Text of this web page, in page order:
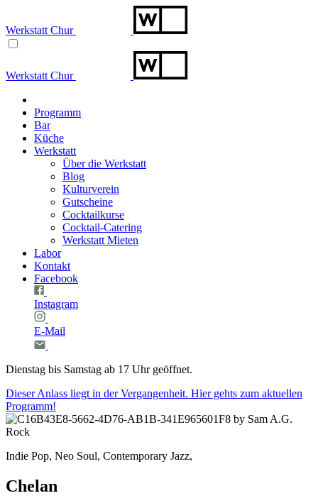
Werkstatt Chur
Werkstatt Chur
Programm
Bar
Küche
Werkstatt
Über die Werkstatt
Blog
Kulturverein
Gutscheine
Cocktailkurse
Cocktail-Catering
Werkstatt Mieten
Labor
Kontakt
Facebook
Instagram
E-Mail
Dienstag bis Samstag ab 17 Uhr geöffnet.
Dieser Anlass liegt in der Vergangenheit. Hier gehts zum aktuellen
Programm!
Indie Pop, Neo Soul, Contemporary Jazz,
Chelan